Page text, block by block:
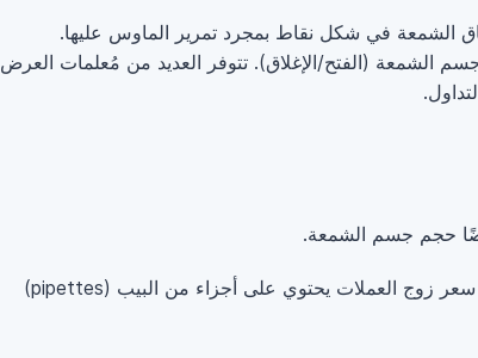
في شكل نقاط بمجرد تمرير الماوس عليها.
الشمعة (الفتح/الإغلاق). تتوفر العديد من مُعلمات العرض
حجم جسم الشمعة.
، سيفترض المؤشر أن سعر زوج العملات يحتوي على أجزاء من البيب (pipettes)